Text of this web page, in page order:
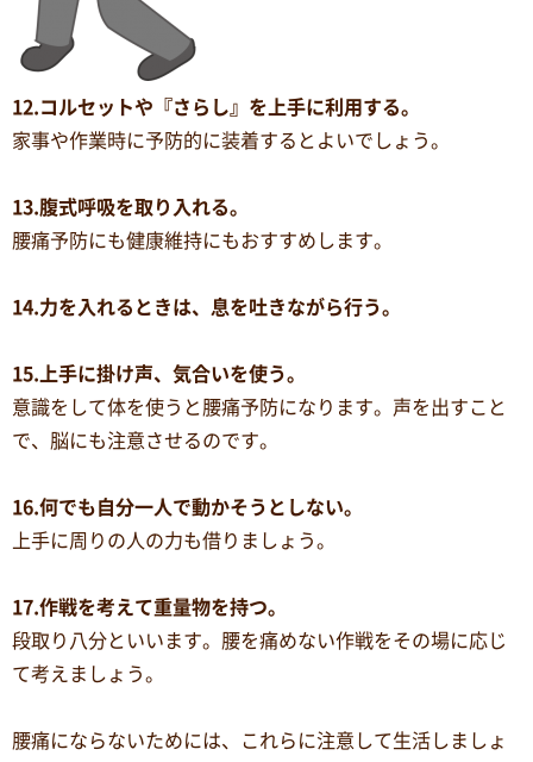
12.コルセットや『さらし』を上手に利用する。
家事や作業時に予防的に装着するとよいでしょう。
13.腹式呼吸を取り入れる。
腰痛予防にも健康維持にもおすすめします。
14.力を入れるときは、息を吐きながら行う。
15.上手に掛け声、気合いを使う。
意識をして体を使うと腰痛予防になります。声を出すこと
で、脳にも注意させるのです。
16.何でも自分一人で動かそうとしない。
上手に周りの人の力も借りましょう。
17.作戦を考えて重量物を持つ。
段取り八分といいます。腰を痛めない作戦をその場に応じ
て考えましょう。
腰痛にならないためには、これらに注意して生活しましょ